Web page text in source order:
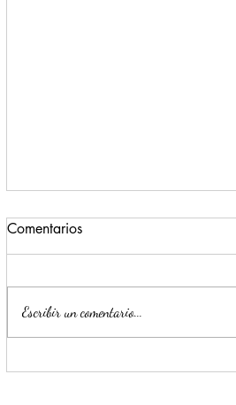
Monterrey registra un 72% de
Comentarios
Escribir un comentario...